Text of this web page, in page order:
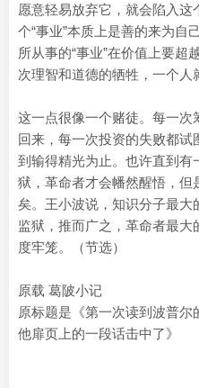
愿意轻易放弃它，就会陷入这
个“事业”本质上是善的来为自
所从事的“事业”在价值上要超
次理智和道德的牺牲，一个人
这一点很像一个赌徒。每一
回来，每一次投资的失败都
到输得精光为止。也许直到有
狱，革命者才会幡然醒悟，
矣。王小波说，知识分子最大
监狱，推而广之，革命者最大
度牢笼。（节选）
原载 葛陂小记
原标题是《第一次读到波普
他扉页上的一段话击中了》